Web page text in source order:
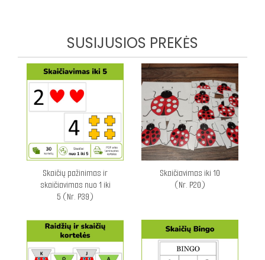
SUSIJUSIOS PREKĖS
Skaičių pažinimas ir
skaičiavimas nuo 1 iki
5 (Nr. P39)
Skaičiavimas iki 10
(Nr. P20)